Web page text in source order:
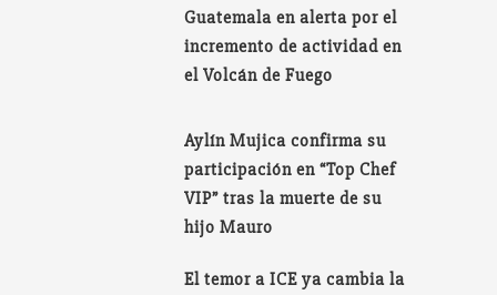
Guatemala en alerta por el
incremento de actividad en
el Volcán de Fuego
Aylín Mujica confirma su
participación en “Top Chef
VIP” tras la muerte de su
hijo Mauro
El temor a ICE ya cambia la